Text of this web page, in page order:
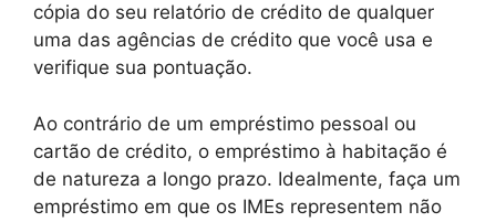
cópia do seu relatório de crédito de qualquer
uma das agências de crédito que você usa e
verifique sua pontuação.
Ao contrário de um empréstimo pessoal ou
cartão de crédito, o empréstimo à habitação é
de natureza a longo prazo. Idealmente, faça um
empréstimo em que os IMEs representem não